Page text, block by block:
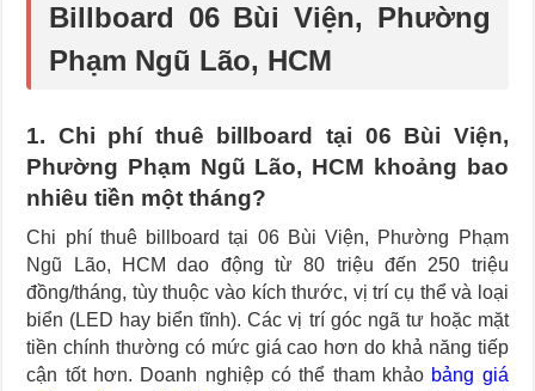
Billboard 06 Bùi Viện, Phường
Phạm Ngũ Lão, HCM
1. Chi phí thuê billboard tại 06 Bùi Viện,
Phường Phạm Ngũ Lão, HCM khoảng bao
nhiêu tiền một tháng?
Chi phí thuê billboard tại 06 Bùi Viện, Phường Phạm
Ngũ Lão, HCM dao động từ 80 triệu đến 250 triệu
đồng/tháng, tùy thuộc vào kích thước, vị trí cụ thể và loại
biển (LED hay biển tĩnh). Các vị trí góc ngã tư hoặc mặt
tiền chính thường có mức giá cao hơn do khả năng tiếp
cận tốt hơn. Doanh nghiệp có thể tham khảo bảng giá